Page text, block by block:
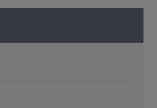
Belisarius,20:14
Red Mangrove
13:24